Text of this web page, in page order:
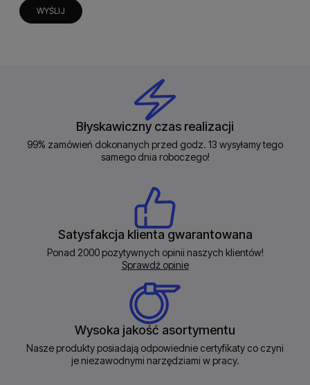
WYŚLIJ
Błyskawiczny czas realizacji
99% zamówień dokonanych przed godz. 13 wysyłamy tego
samego dnia roboczego!
Satysfakcja klienta gwarantowana
Ponad 2000 pozytywnych opinii naszych klientów!
Sprawdź opinie
Wysoka jakość asortymentu
Nasze produkty posiadają odpowiednie certyfikaty co czyni
je niezawodnymi narzędziami w pracy.